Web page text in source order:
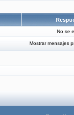
No se
Mostrar mensajes